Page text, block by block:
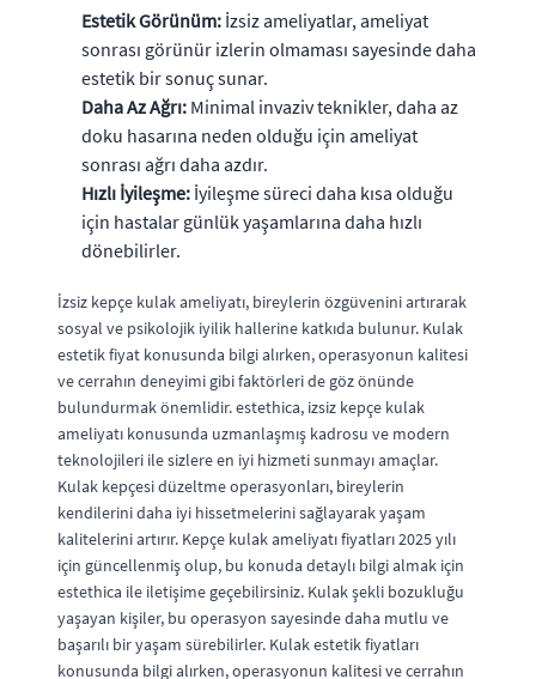
Estetik Görünüm: İzsiz ameliyatlar, ameliyat
sonrası görünür izlerin olmaması sayesinde daha
estetik bir sonuç sunar.
Daha Az Ağrı: Minimal invaziv teknikler, daha az
doku hasarına neden olduğu için ameliyat
sonrası ağrı daha azdır.
Hızlı İyileşme: İyileşme süreci daha kısa olduğu
için hastalar günlük yaşamlarına daha hızlı
dönebilirler.
İzsiz kepçe kulak ameliyatı, bireylerin özgüvenini artırarak
sosyal ve psikolojik iyilik hallerine katkıda bulunur. Kulak
estetik fiyat konusunda bilgi alırken, operasyonun kalitesi
ve cerrahın deneyimi gibi faktörleri de göz önünde
bulundurmak önemlidir. estethica, izsiz kepçe kulak
ameliyatı konusunda uzmanlaşmış kadrosu ve modern
teknolojileri ile sizlere en iyi hizmeti sunmayı amaçlar.
Kulak kepçesi düzeltme operasyonları, bireylerin
kendilerini daha iyi hissetmelerini sağlayarak yaşam
kalitelerini artırır. Kepçe kulak ameliyatı fiyatları 2025 yılı
için güncellenmiş olup, bu konuda detaylı bilgi almak için
estethica ile iletişime geçebilirsiniz. Kulak şekli bozukluğu
yaşayan kişiler, bu operasyon sayesinde daha mutlu ve
başarılı bir yaşam sürebilirler. Kulak estetik fiyatları
konusunda bilgi alırken, operasyonun kalitesi ve cerrahın